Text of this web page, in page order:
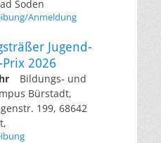
Soden
Anmeldung
Jugend-
2026
Bildungs- und
Bürstadt,
199, 68642